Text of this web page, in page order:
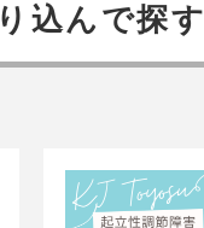
込んで探す